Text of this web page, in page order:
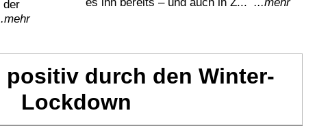
der
positiv durch den Winter-
Lockdown